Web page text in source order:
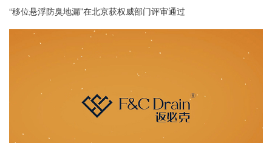
“移位悬浮防臭地漏”在北京获权威部门评审通过